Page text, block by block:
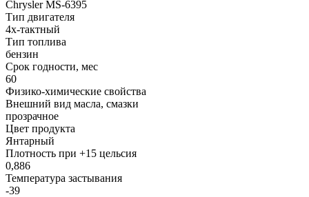
Chrysler MS-6395
Тип двигателя
4х-тактный
Тип топлива
бензин
Срок годности, мес
60
Физико-химические свойства
Внешний вид масла, смазки
прозрачное
Цвет продукта
Янтарный
Плотность при +15 цельсия
0,886
Температура застывания
-39